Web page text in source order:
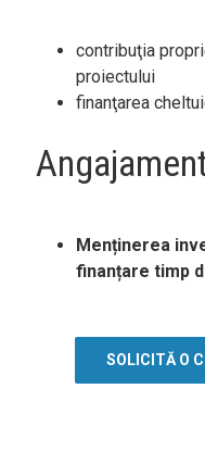
contribuţia
proiectului
finanţarea
Menținerea
finanțare timp
SOLICITĂ O